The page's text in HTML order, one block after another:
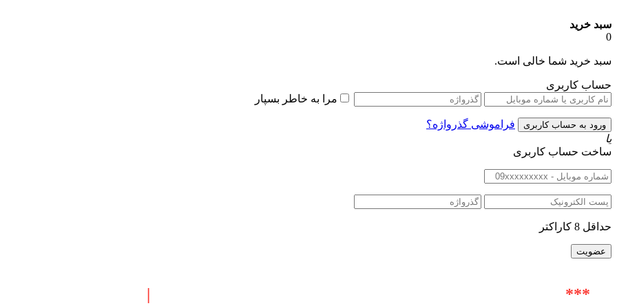
سبد خرید
0
سبد خرید شما خالی است.
حساب کاربری
مرا به خاطر بسپار
فراموشی گذرواژه؟
یا
ساخت حساب کاربری
حداقل 8 کاراکتر
***
|